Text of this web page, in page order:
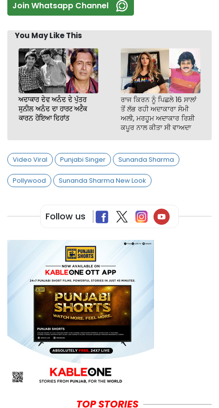
Join Whatsapp Channel
You May Like This
ਅਦਾਕਾਰ ਦੇਵ ਅਨੰਦ ਦੇ ਪੁੱਤਰ
ਸੁਨੀਲ ਅਨੰਦ ਦਾ ਹਾਰਟ ਅਟੈਕ
ਕਾਰਨ ਹੋਇਆ ਦਿਹਾਂਤ
ਰਾਜ ਕਿਰਨ ਨੂੰ ਪਿਛਲੇ 16 ਸਾਲਾਂ
ਤੋਂ ਲੱਭ ਰਹੀ ਅਦਾਕਾਰਾ ਸੋਮੀ
ਅਲੀ, ਮਰਹੂਮ ਅਦਾਕਾਰ ਰਿਸ਼ੀ
ਕਪੂਰ ਨਾਲ ਕੀਤਾ ਸੀ ਵਾਅਦਾ
Video Viral Punjabi Singer Sunanda Sharma
Pollywood Sunanda Sharma New Look
Follow us
TOP STORIES